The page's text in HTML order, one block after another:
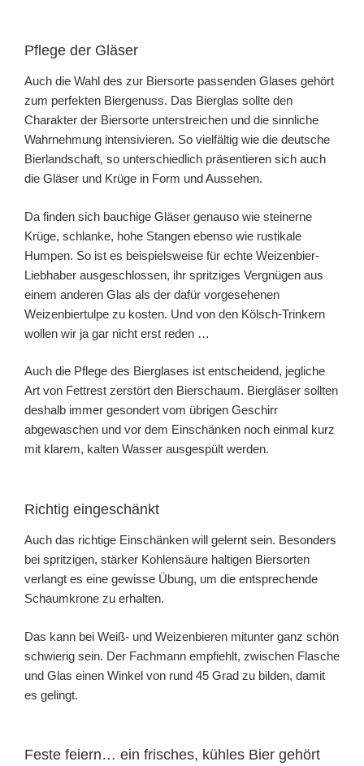
Pflege der Gläser
Auch die Wahl des zur Biersorte passenden Glases gehört
zum perfekten Biergenuss. Das Bierglas sollte den
Charakter der Biersorte unterstreichen und die sinnliche
Wahrnehmung intensivieren. So vielfältig wie die deutsche
Bierlandschaft, so unterschiedlich präsentieren sich auch
die Gläser und Krüge in Form und Aussehen.
Da finden sich bauchige Gläser genauso wie steinerne
Krüge, schlanke, hohe Stangen ebenso wie rustikale
Humpen. So ist es beispielsweise für echte Weizenbier-
Liebhaber ausgeschlossen, ihr spritziges Vergnügen aus
einem anderen Glas als der dafür vorgesehenen
Weizenbiertulpe zu kosten. Und von den Kölsch-Trinkern
wollen wir ja gar nicht erst reden …
Auch die Pflege des Bierglases ist entscheidend, jegliche
Art von Fettrest zerstört den Bierschaum. Biergläser sollten
deshalb immer gesondert vom übrigen Geschirr
abgewaschen und vor dem Einschänken noch einmal kurz
mit klarem, kalten Wasser ausgespült werden.
Richtig eingeschänkt
Auch das richtige Einschänken will gelernt sein. Besonders
bei spritzigen, stärker Kohlensäure haltigen Biersorten
verlangt es eine gewisse Übung, um die entsprechende
Schaumkrone zu erhalten.
Das kann bei Weiß- und Weizenbieren mitunter ganz schön
schwierig sein. Der Fachmann empfiehlt, zwischen Flasche
und Glas einen Winkel von rund 45 Grad zu bilden, damit
es gelingt.
Feste feiern… ein frisches, kühles Bier gehört